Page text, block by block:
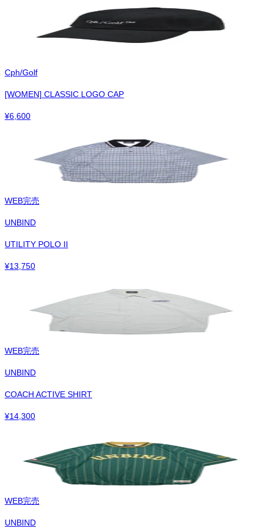
Cph/Golf
[WOMEN] CLASSIC LOGO CAP
¥6,600
WEB完売
UNBIND
UTILITY POLO II
¥13,750
WEB完売
UNBIND
COACH ACTIVE SHIRT
¥14,300
WEB完売
UNBIND